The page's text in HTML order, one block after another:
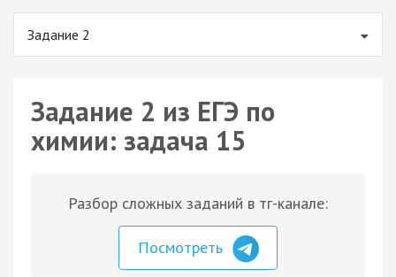
Задание 2
Задание 2 из ЕГЭ по
химии: задача 15
Разбор сложных заданий в тг-канале:
Посмотреть